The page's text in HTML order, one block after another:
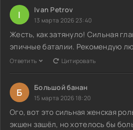
I Ivan Petrov
13 марта 2026 23:40
Жесть, как затянуло! Сильная
эпичные баталии. Рекомендую
Ответить Цитировать
Б Большой банан
15 марта 2026 18:20
Ого, вот это сильная женская
экшен зашёл, но хотелось бы